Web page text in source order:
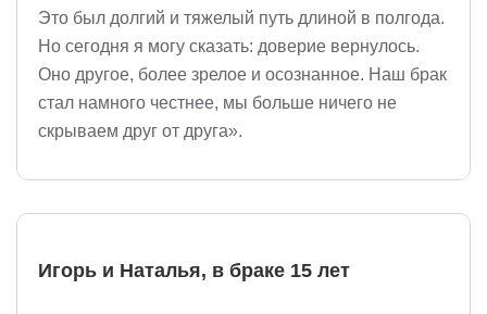
Это был долгий и тяжелый путь длиной в полгода.
Но сегодня я могу сказать: доверие вернулось.
Оно другое, более зрелое и осознанное. Наш брак
стал намного честнее, мы больше ничего не
скрываем друг от друга».
Игорь и Наталья, в браке 15 лет